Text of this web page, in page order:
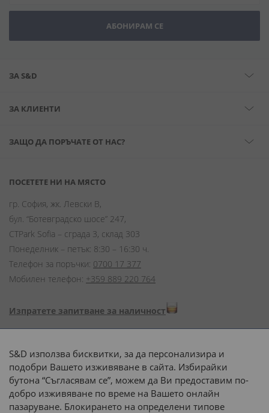
АБОНИРАМ СЕ
ЗА S&D
ЗА КЛИЕНТИ
ЗАЩО ДА ПОРЪЧАТЕ ОТ НАС?
ПОСЕТЕТЕ НИ НА МЯСТО
гр. София, жк. Левски В,
бул. “Ботевградско шосе” 247,
CTPark Sofia – сграда 3, склад 303
Понеделник – петък: 8:30 – 16:30 ч.
Телефон за поръчки: 0700 17 377
Мобилен телефон: +359 889 220 764
Изпратете запитване за наличност
Начини на плащане:
S&D използва бисквитки, за да персонализира и
подобри Вашето изживяване в сайта. Избирайки
бутона “Съгласявам се”, можем да Ви предоставим по-
добро изживяване по време на Вашето онлайн
пазаруване. Блокирането на определени типове